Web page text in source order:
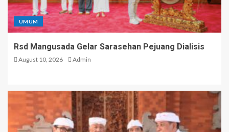
UMUM
Rsd Mangusada Gelar Sarasehan Pejuang Dialisis
August 10, 2026 Admin